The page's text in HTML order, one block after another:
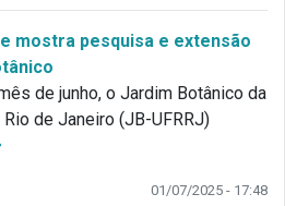
mostra pesquisa e extensão
de junho, o Jardim Botânico da
de Janeiro (JB-UFRRJ)
01/07/2025 - 17:48